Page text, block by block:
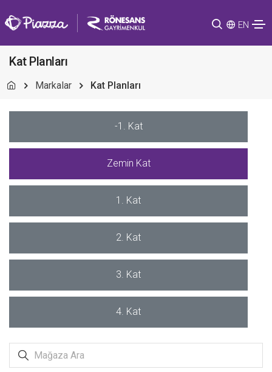
EN
Kat Planları
Markalar Kat Planları
-1. Kat
Zemin Kat
1. Kat
2. Kat
3. Kat
4. Kat